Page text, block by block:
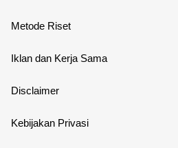
Metode Riset
Iklan dan Kerja Sama
Disclaimer
Kebijakan Privasi